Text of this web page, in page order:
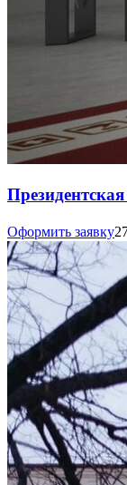
Оформить заявку